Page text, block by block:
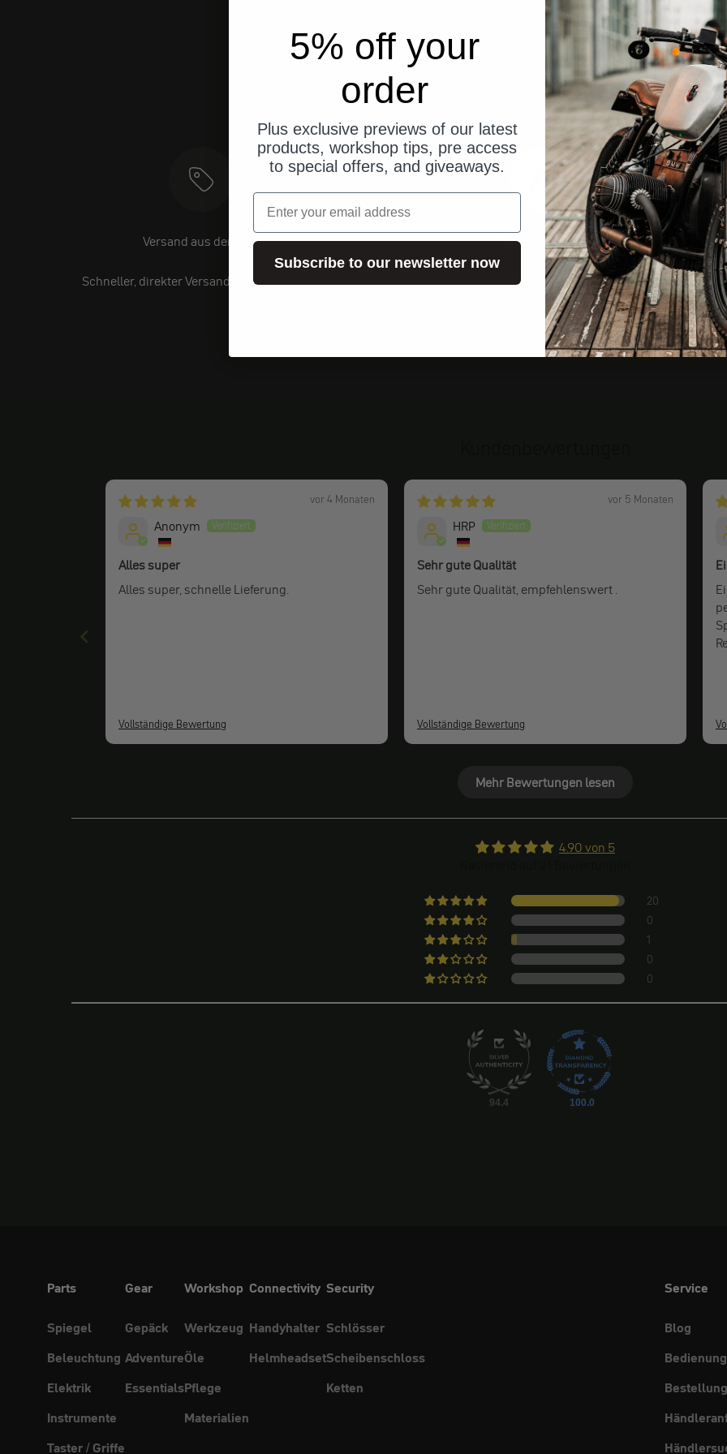
Versand aus den USA
Schneller, direkter Versand an Ihre Adresse.
14 Tage risikofrei testen
Nicht zufrieden? Kein Problem! Wenn du nicht zufrieden
bist, kannst du deine Bestellung an uns zurücksenden.
vor 4 Monaten
Anonym
Alles super
Alles super, schnelle Lieferung.
Vollständige Bewertung
vor 5 Monaten
HRP
Sehr gute Qualität
Sehr gute Qualität, empfehlenswert .
Vollständige Bewertung
Mehr Bewertungen lesen
4.90 von 5
20
0
1
0
0
94.4 100.0
Parts
Spiegel
Beleuchtung
Elektrik
Instrumente
Taster / Griffe
Gear
Gepäck
Adventure
Essentials
Workshop
Werkzeug
Öle
Pflege
Materialien
Connectivity
Handyhalter
Helmheadset
Security
Schlösser
Scheibenschloss
Ketten
Service
Blog
5% off your
order
Plus exclusive previews of our latest
products, workshop tips, pre access
to special offers, and giveaways.
Email
Subscribe to our newsletter now